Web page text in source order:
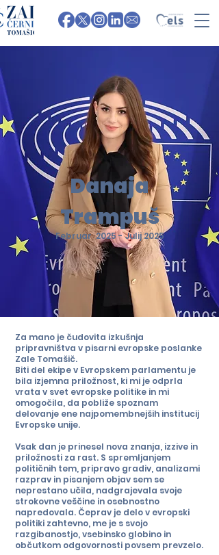
Danaja
Trampuš
Februar 2025 - Julij 2025
Za mano je čudovita izkušnja
pripravništva v pisarni evropske poslanke
Zale Tomašič.
Biti del ekipe v Evropskem parlamentu je
bila izjemna priložnost, ki mi je odprla
vrata v svet evropske politike in mi
omogočila, da pobliže spoznam
delovanje ene najpomembnejših institucij
Evropske unije.
Vsak dan je prinesel nova znanja, izzive in
priložnosti za rast. S spremljanjem
političnih tem, pripravo gradiv, analizami
razprav in pisanjem objav sem se
neprestano učila, nadgrajevala svoje
strokovne veščine in osebnostno
napredovala. Čeprav je delo v evropski
politiki zahtevno, me je s svojo
razgibanostjo, vsebinsko globino in
občutkom odgovornosti povsem prevzelo.